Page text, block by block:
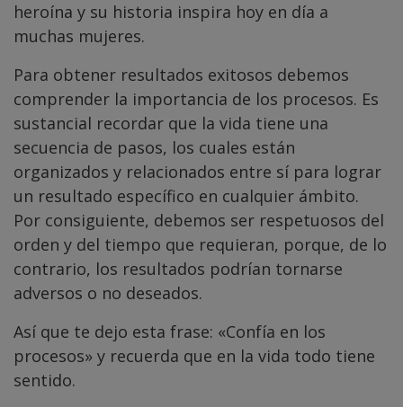
heroína y su historia inspira hoy en día a
muchas mujeres.
Para obtener resultados exitosos debemos
comprender la importancia de los procesos. Es
sustancial recordar que la vida tiene una
secuencia de pasos, los cuales están
organizados y relacionados entre sí para lograr
un resultado específico en cualquier ámbito.
Por consiguiente, debemos ser respetuosos del
orden y del tiempo que requieran, porque, de lo
contrario, los resultados podrían tornarse
adversos o no deseados.
Así que te dejo esta frase: «Confía en los
procesos» y recuerda que en la vida todo tiene
sentido.